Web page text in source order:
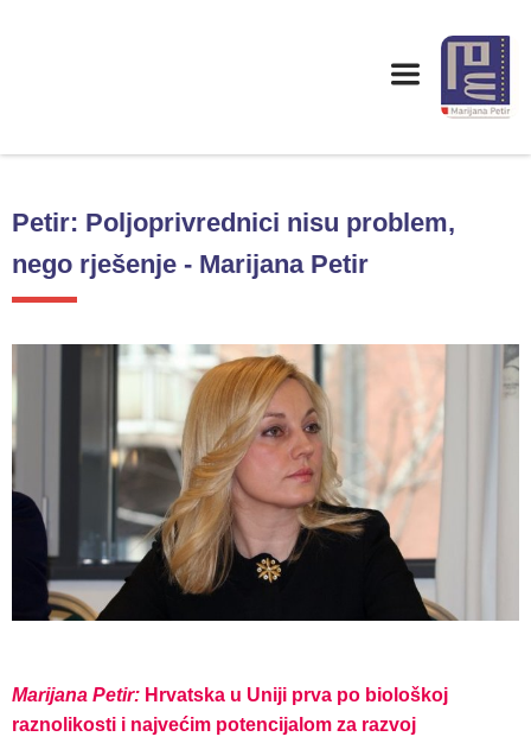
Petir: Poljoprivrednici nisu problem,
nego rješenje - Marijana Petir
Marijana Petir: Hrvatska u Uniji prva po biološkoj
raznolikosti i najvećim potencijalom za razvoj